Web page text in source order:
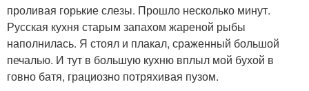
проливая горькие слезы. Прошло несколько минут.
Русская кухня старым запахом жареной рыбы
наполнилась. Я стоял и плакал, сраженный большой
печалью. И тут в большую кухню вплыл мой бухой в
говно батя, грациозно потряхивая пузом.